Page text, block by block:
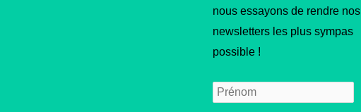
nous essayons de rendre nos
newsletters les plus sympas
possible !